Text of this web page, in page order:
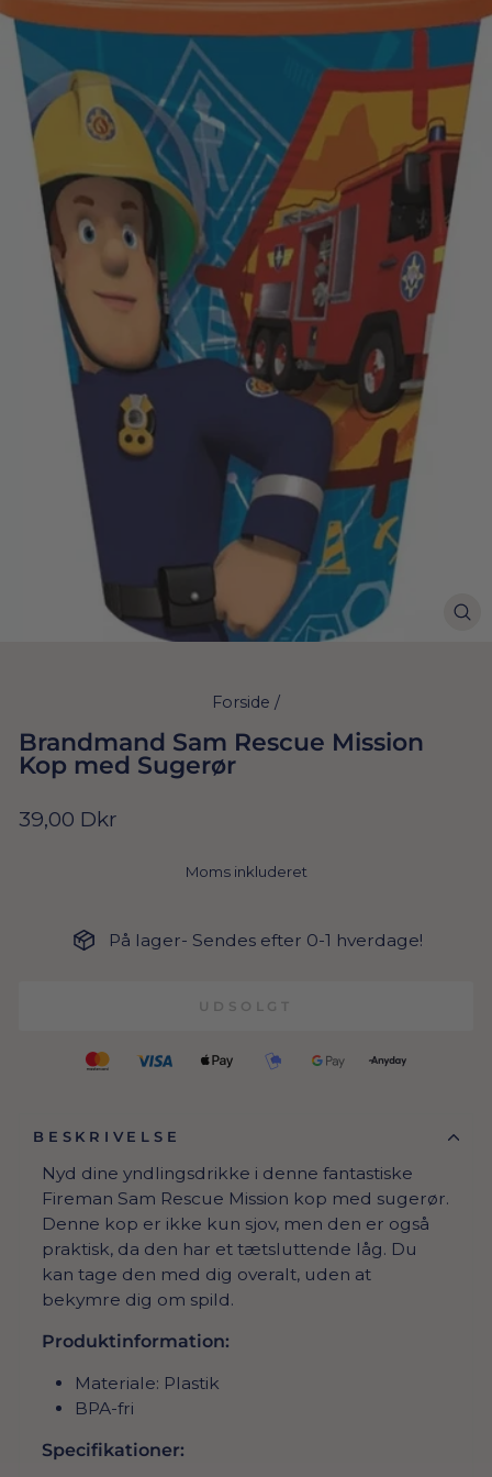
Forside /
Brandmand Sam Rescue Mission
Kop med Sugerør
Normal
39,00 Dkr
Moms inkluderet
På lager- Sendes efter 0-1 hverdage!
UDSOLGT
BESKRIVELSE
Nyd dine yndlingsdrikke i denne fantastiske
Fireman Sam Rescue Mission kop med sugerør.
Denne kop er ikke kun sjov, men den er også
praktisk, da den har et tætsluttende låg. Du
kan tage den med dig overalt, uden at
bekymre dig om spild.
Produktinformation:
Materiale: Plastik
BPA-fri
Specifikationer: